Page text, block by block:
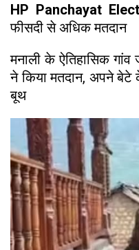
HP Panchayat
फीसदी से अधिक मतदान
मनाली के ऐतिहासिक गांव
ने किया मतदान, अपने
बूथ